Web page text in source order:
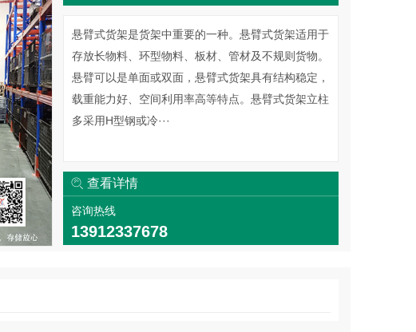
悬臂式货架是货架中重要的一种。悬臂式货架适用于
存放长物料、环型物料、板材、管材及不规则货物。
悬臂可以是单面或双面，悬臂式货架具有结构稳定，
载重能力好、空间利用率高等特点。悬臂式货架立柱
多采用H型钢或冷···
查看详情
咨询热线
13912337678